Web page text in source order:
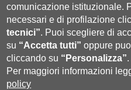
comunicazione istituzionale.
necessari e di profilazione
tecnici”. Puoi scegliere di
su “Accetta tutti” oppure
cliccando su “Personalizza”.
Per maggiori informazioni
policy